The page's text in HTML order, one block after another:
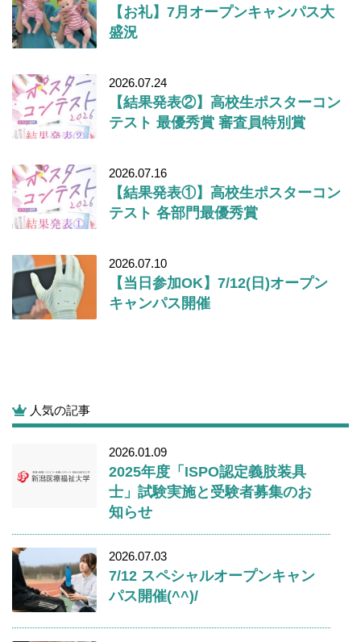
【お礼】7月オープンキャンパス大
盛況
2026.07.24
【結果発表②】高校生ポスターコン
テスト 最優秀賞 審査員特別賞
2026.07.16
【結果発表①】高校生ポスターコン
テスト 各部門最優秀賞
2026.07.10
【当日参加OK】7/12(日)オープン
キャンパス開催
人気の記事
2026.01.09
2025年度「ISPO認定義肢装具
士」試験実施と受験者募集のお
知らせ
2026.07.03
7/12 スペシャルオープンキャン
パス開催(^^)/